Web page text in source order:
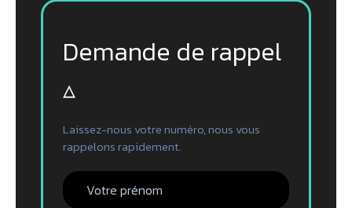
Demande de rappel
▵
Laissez-nous votre numéro, nous vous
rappelons rapidement.